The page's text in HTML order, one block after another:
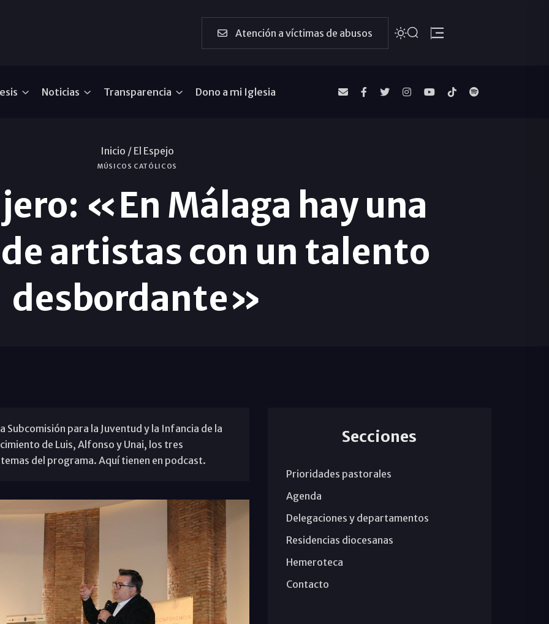
Atención a víctimas de abusos
Noticias Transparencia Dono a mi Iglesia
Inicio / El Espejo
MÚSICOS CATÓLICOS
«En Málaga hay una
artistas con un talento
desbordante»
para la Juventud y la Infancia de la
de Luis, Alfonso y Unai, los tres
del programa. Aquí tienen en podcast.
Secciones
Prioridades pastorales
Agenda
Delegaciones y departamentos
Residencias diocesanas
Hemeroteca
Contacto